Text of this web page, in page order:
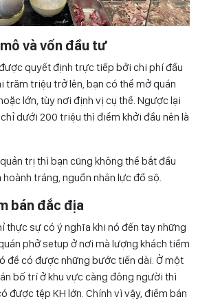
và vốn đầu tư
quyết định trực tiếp bởi chi phí đầu
trăm triệu trở lên, bạn có thể mở quán
lớn, tùy nơi định vị cụ thể. Ngược lại
dưới 200 triệu thì điểm khởi đầu nên là
trị thì bạn cũng không thể bắt đầu
tráng, nguồn nhân lực đồ sộ.
bán đắc địa
thực sự có ý nghĩa khi nó đến tay những
phở setup ở nơi mà lượng khách tiềm
để có được những bước tiến dài. Ở một
bố trí ở khu vực càng đông người thì
được tệp KH lớn. Chính vì vậy, điểm bán